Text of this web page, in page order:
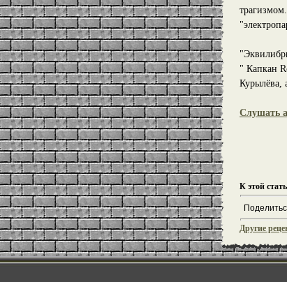
" Капкан
Курылёва,
Слушать
К этой
Другие